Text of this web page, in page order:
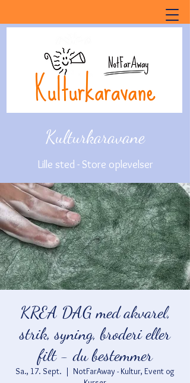
Kulturkaravane
Lille sted - Store oplevelser
KREA DAG med akvarel,
strik, syning, broderi eller
filt - du bestemmer
Sa., 17. Sept.
  |
NotFarAway - Kultur, Event og